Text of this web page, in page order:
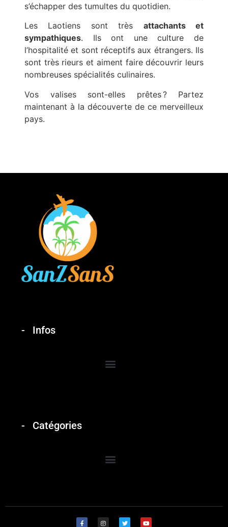
s’échapper des tumultes du quotidien.
Les Laotiens sont très attachants et
sympathiques. Ils ont une culture de
l’hospitalité et sont réceptifs aux étrangers. Ils
sont très rieurs et aiment faire découvrir leurs
nombreuses spécialités culinaires.
Vos valises sont-elles prêtes ? Partez
maintenant à la découverte de ce merveilleux
pays.
Infos
Catégories